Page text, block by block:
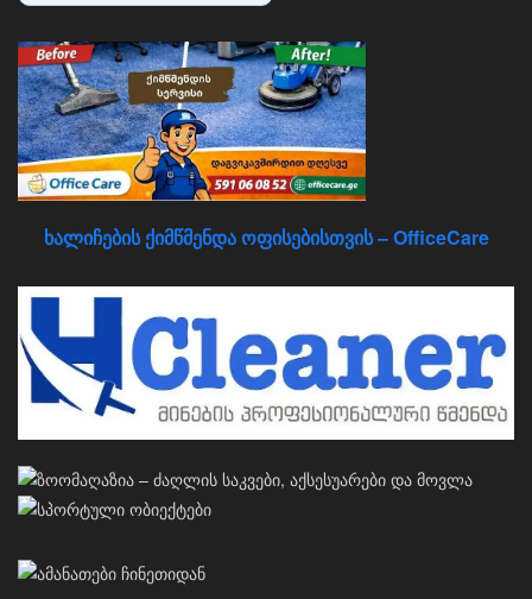
ხალიჩების ქიმწმენდა ოფისებისთვის – OfficeCare